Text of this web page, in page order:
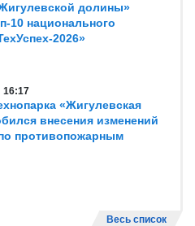
долины»
10 национального
2026»
16:17
«Жигулевская
внесения изменений
противопожарным
Весь список